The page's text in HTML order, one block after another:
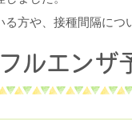
方や、接種間隔につ
ルエンザ